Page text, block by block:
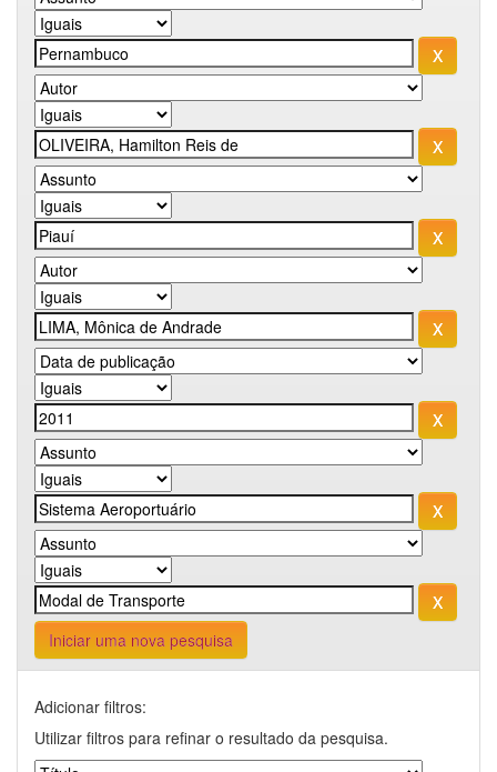
Iniciar uma nova pesquisa
Adicionar filtros:
Utilizar filtros para refinar o resultado da pesquisa.